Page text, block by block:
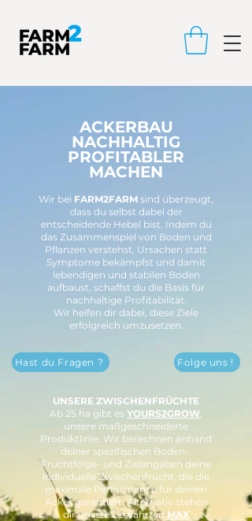
ACKERBAU
NACHHALTIG
PROFITABLER
MACHEN
Wir bei FARM2FARM sind überzeugt,
dass du selbst dabei der
entscheidende Hebel bist. Indem du
das Zusammenspiel von Boden und
Pflanzen verstehst, Ursachen statt
Symptome bekämpfst und damit
lebendigen und stabilen Boden
aufbaust, schaffst du die Basis für
nachhaltige Profitabilität.
Wir helfen dir dabei, diese Ziele
erfolgreich umzusetzen.
UNSERE ZWISCHENFRÜCHTE
Ab 25 ha gibt es YOURS2GROW
unsere maßgeschneiderte
Produktlinie. Wir berechnen anhand
deiner spezifischen Boden-,
Fruchtfolge- und Zielangaben deine
individuelle Zwischenfrucht, die die
maximale Performance für deinen
Acker garantiert. Alternativ stehen
dir unsere bewährten MAX
Hast du Fragen ? Folge uns !